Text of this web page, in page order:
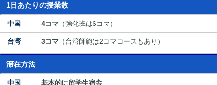
1日あたりの授業数
4コマ （強化班は6コマ）
3コマ （台湾師範は2コマコースもあり）
滞在方法
基本的に留学生宿舎